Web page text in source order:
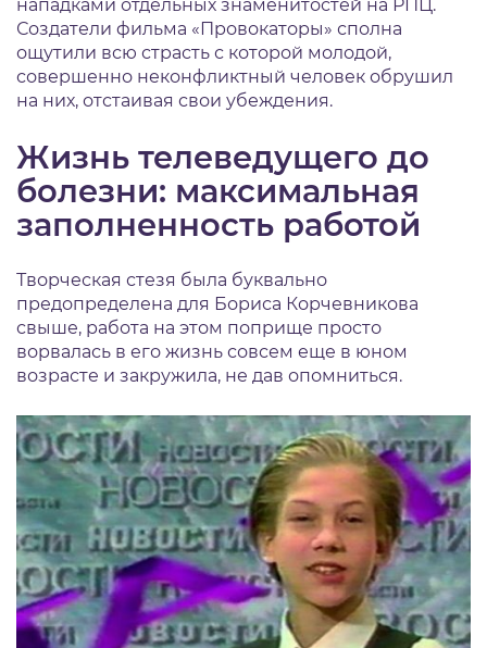
нападками отдельных знаменитостей на РПЦ.
Создатели фильма «Провокаторы» сполна
ощутили всю страсть с которой молодой,
совершенно неконфликтный человек обрушил
на них, отстаивая свои убеждения.
Жизнь телеведущего до
болезни: максимальная
заполненность работой
Творческая стезя была буквально
предопределена для Бориса Корчевникова
свыше, работа на этом поприще просто
ворвалась в его жизнь совсем еще в юном
возрасте и закружила, не дав опомниться.